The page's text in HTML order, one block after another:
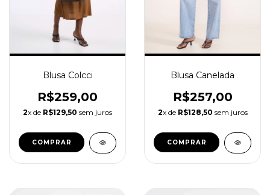
Blusa Colcci
R$259,00
2x de R$129,50 sem juros
COMPRAR
Blusa Canelada
R$257,00
2x de R$128,50 sem juros
COMPRAR